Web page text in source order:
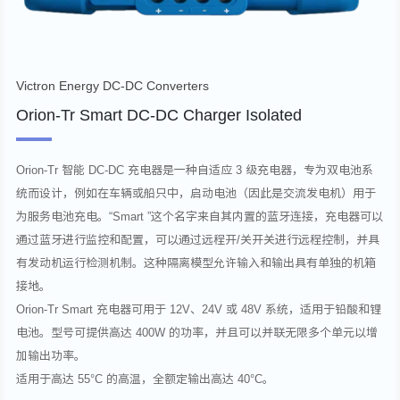
Victron Energy DC-DC Converters
Orion-Tr Smart DC-DC Charger Isolated
Orion-Tr 智能 DC-DC 充电器是一种自适应 3 级充电器，专为双电池系
统而设计，例如在车辆或船只中，启动电池（因此是交流发电机）用于
为服务电池充电。“Smart ”这个名字来自其内置的蓝牙连接，充电器可以
通过蓝牙进行监控和配置，可以通过远程开/关开关进行远程控制，并具
有发动机运行检测机制。这种隔离模型允许输入和输出具有单独的机箱
接地。
Orion-Tr Smart 充电器可用于 12V、24V 或 48V 系统，适用于铅酸和锂
电池。型号可提供高达 400W 的功率，并且可以并联无限多个单元以增
加输出功率。
适用于高达 55°C 的高温，全额定输出高达 40°C。